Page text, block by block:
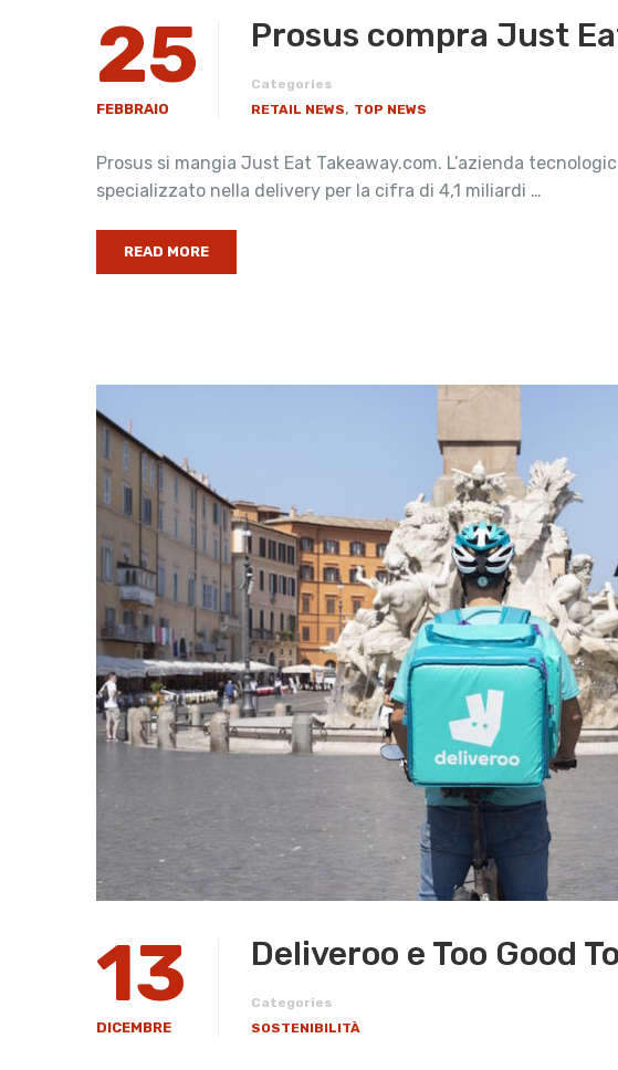
25
FEBBRAIO
Prosus compra Just
Categories
RETAIL NEWS, TOP NEWS
Prosus si mangia Just Eat Takeaway.com. L’azienda
specializzato nella delivery per la cifra di 4,1 miliardi …
READ MORE
13
DICEMBRE
Deliveroo e Too Good
Categories
SOSTENIBILITÀ